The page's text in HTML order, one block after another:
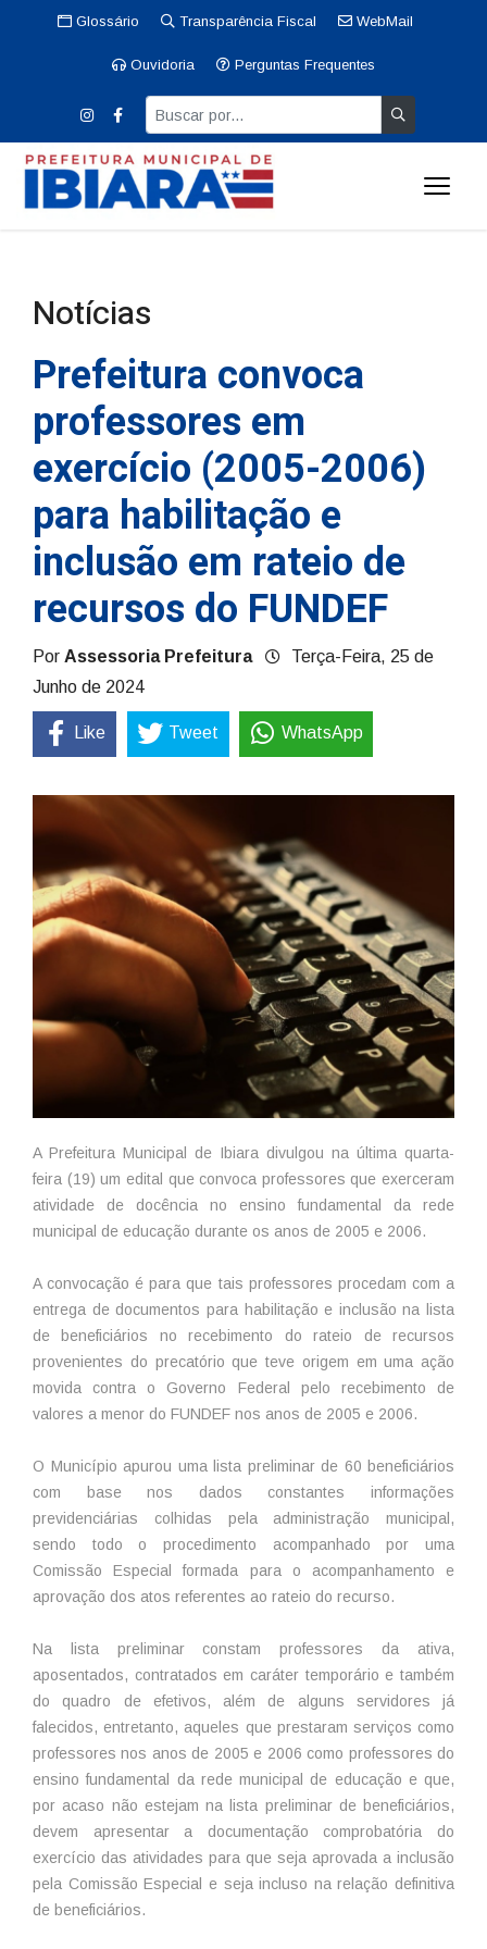
Glossário Transparência Fiscal WebMail
Ouvidoria Perguntas Frequentes
Notícias
Prefeitura convoca
professores em
exercício (2005-2006)
para habilitação e
inclusão em rateio de
recursos do FUNDEF
Por Assessoria Prefeitura
Terça-Feira, 25 de
Junho de 2024
Like Tweet WhatsApp
A Prefeitura Municipal de Ibiara divulgou na última quarta-
feira (19) um edital que convoca professores que exerceram
atividade de docência no ensino fundamental da rede
municipal de educação durante os anos de 2005 e 2006.
A convocação é para que tais professores procedam com a
entrega de documentos para habilitação e inclusão na lista
de beneficiários no recebimento do rateio de recursos
provenientes do precatório que teve origem em uma ação
movida contra o Governo Federal pelo recebimento de
valores a menor do FUNDEF nos anos de 2005 e 2006.
O Município apurou uma lista preliminar de 60 beneficiários
com base nos dados constantes informações
previdenciárias colhidas pela administração municipal,
sendo todo o procedimento acompanhado por uma
Comissão Especial formada para o acompanhamento e
aprovação dos atos referentes ao rateio do recurso.
Na lista preliminar constam professores da ativa,
aposentados, contratados em caráter temporário e também
do quadro de efetivos, além de alguns servidores já
falecidos, entretanto, aqueles que prestaram serviços como
professores nos anos de 2005 e 2006 como professores do
ensino fundamental da rede municipal de educação e que,
por acaso não estejam na lista preliminar de beneficiários,
devem apresentar a documentação comprobatória do
exercício das atividades para que seja aprovada a inclusão
pela Comissão Especial e seja incluso na relação definitiva
de beneficiários.